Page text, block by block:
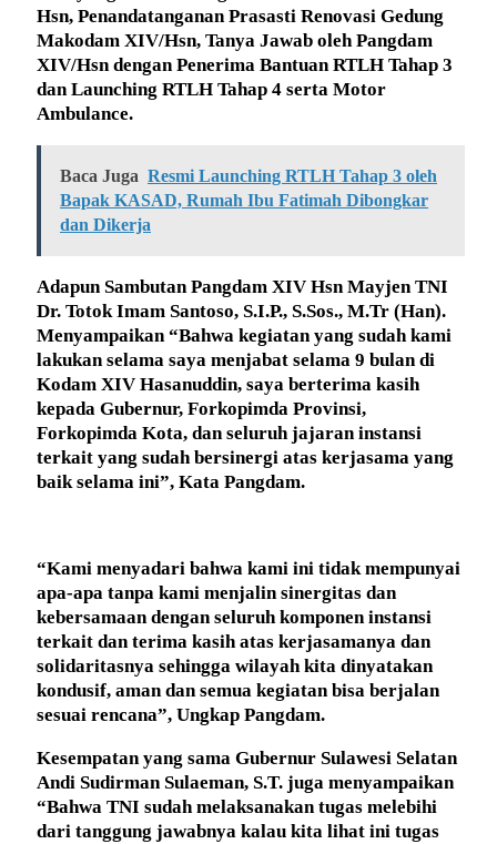
Hsn, Penandatanganan Prasasti Renovasi Gedung
Makodam XIV/Hsn, Tanya Jawab oleh Pangdam
XIV/Hsn dengan Penerima Bantuan RTLH Tahap 3
dan Launching RTLH Tahap 4 serta Motor
Ambulance.
Baca Juga Resmi Launching RTLH Tahap 3 oleh
Bapak KASAD, Rumah Ibu Fatimah Dibongkar
dan Dikerja
Adapun Sambutan Pangdam XIV Hsn Mayjen TNI
Dr. Totok Imam Santoso, S.I.P., S.Sos., M.Tr (Han).
Menyampaikan “Bahwa kegiatan yang sudah kami
lakukan selama saya menjabat selama 9 bulan di
Kodam XIV Hasanuddin, saya berterima kasih
kepada Gubernur, Forkopimda Provinsi,
Forkopimda Kota, dan seluruh jajaran instansi
terkait yang sudah bersinergi atas kerjasama yang
baik selama ini”, Kata Pangdam.
“Kami menyadari bahwa kami ini tidak mempunyai
apa-apa tanpa kami menjalin sinergitas dan
kebersamaan dengan seluruh komponen instansi
terkait dan terima kasih atas kerjasamanya dan
solidaritasnya sehingga wilayah kita dinyatakan
kondusif, aman dan semua kegiatan bisa berjalan
sesuai rencana”, Ungkap Pangdam.
Kesempatan yang sama Gubernur Sulawesi Selatan
Andi Sudirman Sulaeman, S.T. juga menyampaikan
“Bahwa TNI sudah melaksanakan tugas melebihi
dari tanggung jawabnya kalau kita lihat ini tugas